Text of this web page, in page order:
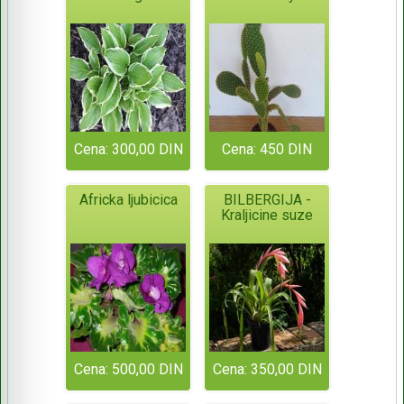
Cena: 300,00 DIN Cena: 450 DIN
Africka ljubicica
Cena: 500,00 DIN
BILBERGIJA -
Kraljicine suze
Cena: 350,00 DIN